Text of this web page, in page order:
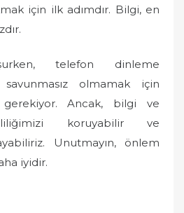
için ilk adımdır. Bilgi, en
telefon dinleme
olmamak için
gerekiyor. Ancak, bilgi ve
koruyabilir ve
Unutmayın, önlem
iyidir.